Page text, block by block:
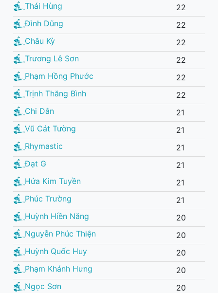
Thái Hùng
22
Đình Dũng
22
Châu Kỳ
22
Trương Lê Sơn
22
Phạm Hồng Phước
22
Trịnh Thăng Bình
22
Chi Dân
21
Vũ Cát Tường
21
Rhymastic
21
Đạt G
21
Hứa Kim Tuyền
21
Phúc Trường
21
Huỳnh Hiền Năng
20
Nguyễn Phúc Thiện
20
Huỳnh Quốc Huy
20
Phạm Khánh Hưng
20
Ngọc Sơn
20